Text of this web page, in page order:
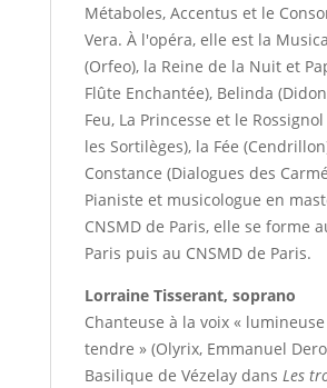
Métaboles, Accentus et le
Vera. À l'opéra, elle est la
(Orfeo), la Reine de la Nuit et
Flûte Enchantée), Belinda
Feu, La Princesse et le
les Sortilèges), la Fée
Constance (Dialogues des
Pianiste et musicologue en
CNSMD de Paris, elle se forme
Paris puis au CNSMD de Paris.
Lorraine Tisserant, soprano
Chanteuse à la voix «
tendre » (Olyrix, Emmanuel
Basilique de Vézelay dans Les